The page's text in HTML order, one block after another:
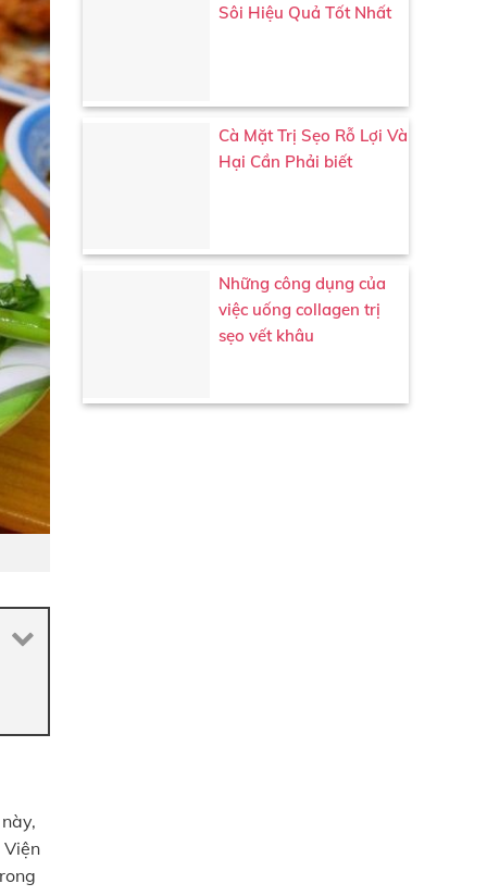
Viện
Sôi Hiệu Quả Tốt Nhất
Cà Mặt Trị Sẹo Rỗ Lợi Và
Hại Cần Phải biết
Những công dụng của
việc uống collagen trị
sẹo vết khâu